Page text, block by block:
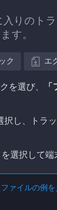
入りのト
す。
ク エ
を選び、
択し、トラ
を選択して
ァイルの例を